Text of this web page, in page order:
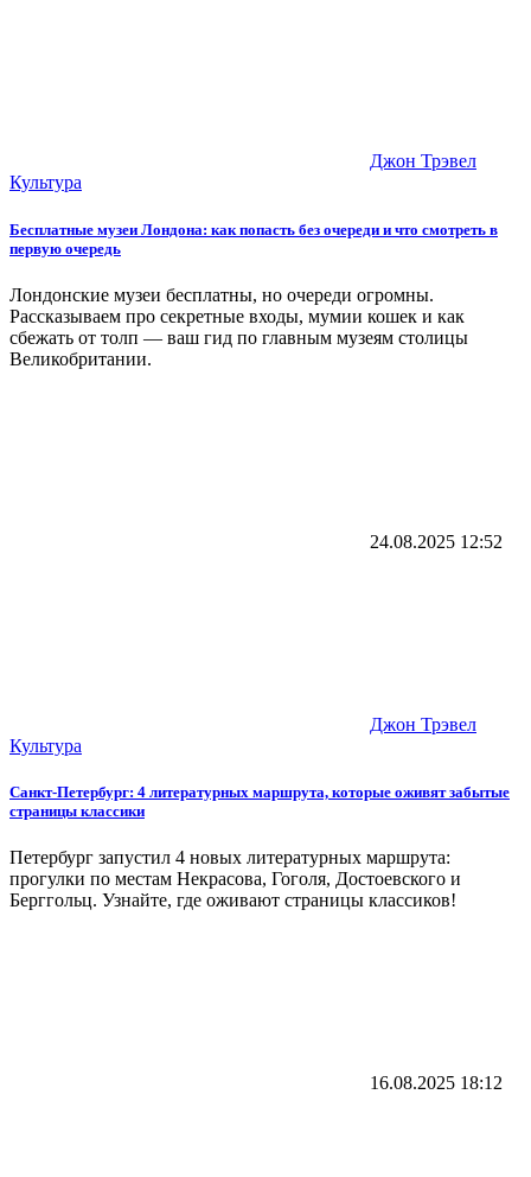
Джон Трэвел
Культура
Бесплатные музеи Лондона: как попасть без очереди и что смотреть в
первую очередь
Лондонские музеи бесплатны, но очереди огромны.
Рассказываем про секретные входы, мумии кошек и как
сбежать от толп — ваш гид по главным музеям столицы
Великобритании.
24.08.2025 12:52
Джон Трэвел
Культура
Санкт-Петербург: 4 литературных маршрута, которые оживят забытые
страницы классики
Петербург запустил 4 новых литературных маршрута:
прогулки по местам Некрасова, Гоголя, Достоевского и
Берггольц. Узнайте, где оживают страницы классиков!
16.08.2025 18:12